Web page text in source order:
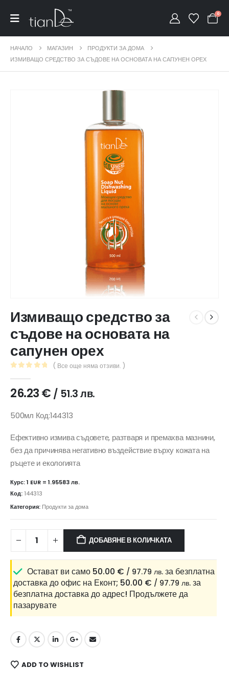
0
НАЧАЛО МАГАЗИН
ПРОДУКТИ ЗА ДОМА
ИЗМИВАЩО СРЕДСТВО ЗА СЪДОВЕ НА ОСНОВАТА НА САПУНЕН ОРЕХ
Измиващо средство за
съдове на основата на
сапунен орех
( Все още няма отзиви. )
26.23€ / 51.3 лв.
500мл Код:144313
Ефективно измива съдовете, разтваря и премахва мазнини,
без да причинява негативно въздействие върху кожата на
ръцете и екологията
Курс: 1 EUR = 1.95583 лв.
Код: 144313
Категория: Продукти за дома
ДОБАВЯНЕ В КОЛИЧКАТА
Остават ви само 50.00 € / 97.79 лв. за безплатна
доставка до офис на Еконт; 50.00 € / 97.79 лв. за
безплатна доставка до адрес! Продължете да
пазарувате
ADD TO WISHLIST